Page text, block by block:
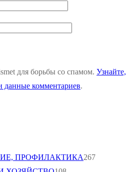
для борьбы со спамом. Узнайте,
данные комментариев.
ПРОФИЛАКТИКА267